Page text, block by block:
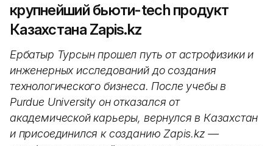
крупнейший бьюти-tech продукт
Казахстана Zapis.kz
Ербатыр Турсын прошел путь от астрофизики и
инженерных исследований до создания
технологического бизнеса. После учебы в
Purdue University он отказался от
академической карьеры, вернулся в Казахстан
и присоединился к созданию Zapis.kz —